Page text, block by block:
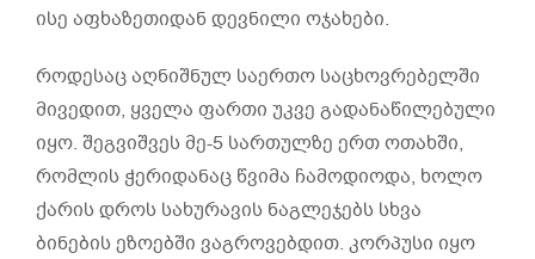
ისე აფხაზეთიდან დევნილი ოჯახები.
როდესაც აღნიშნულ საერთო საცხოვრებელში
მივედით, ყველა ფართი უკვე გადანაწილებული
იყო. შეგვიშვეს მე-5 სართულზე ერთ ოთახში,
რომლის ჭერიდანაც წვიმა ჩამოდიოდა, ხოლო
ქარის დროს სახურავის ნაგლეჯებს სხვა
ბინების ეზოებში ვაგროვებდით. კორპუსი იყო